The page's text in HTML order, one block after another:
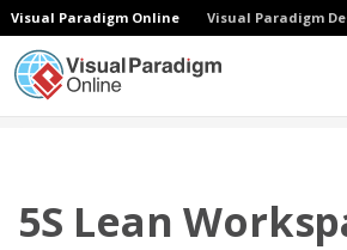
Visual Paradigm Online Visual Paradigm
5S Lean